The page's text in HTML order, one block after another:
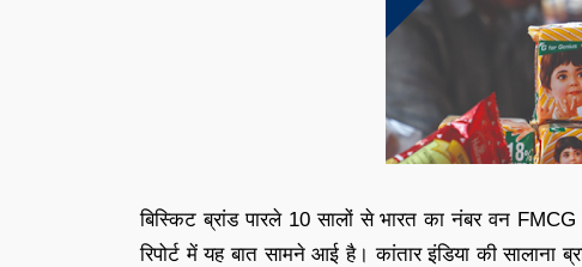
बिस्किट ब्रांड पारले 10 सालों से भारत का नंबर वन
रिपोर्ट में यह बात सामने आई है। कांतार इंडिया की सालाना